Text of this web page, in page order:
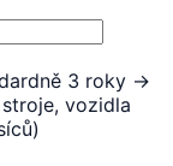
3 roky →
vozidla